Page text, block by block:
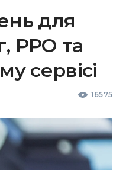
для
РРО та
сервісі
16575